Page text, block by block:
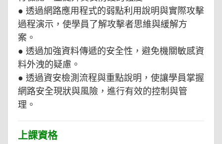
● 透過網路應用程式的弱點利用說明與實際攻擊
過程演示，使學員了解攻擊者思維與緩解方
案。
● 透過加強資料傳遞的安全性，避免機關敏感資
料外洩的疑慮。
● 透過資安檢測流程與重點說明，使讓學員掌握
網路安全現狀與風險，進行有效的控制與管
理。
上課資格